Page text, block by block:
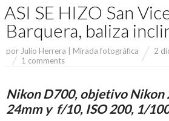
ASI SE HIZO San
Barquera, baliza
por Julio Herrera | Mirada fotográfica
2
1 comments
Nikon D700, objetivo Nikon
24mm y f/10, ISO 200, 1/